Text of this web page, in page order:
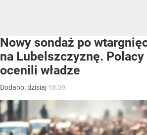
Nowy sondaż po
na Lubelszczyznę.
ocenili władze
Dodano:dzisiaj 18:39